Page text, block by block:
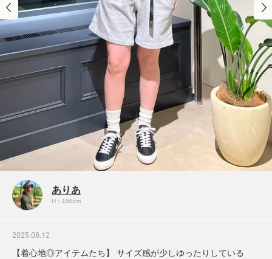
ありあ
H：158cm
2025.08.12
【着心地◎アイテムたち】 サイズ感が少しゆったりしている